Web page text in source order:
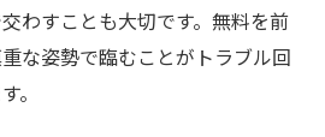
わすことも大切です。無料を前
な姿勢で臨むことがトラブル回
。